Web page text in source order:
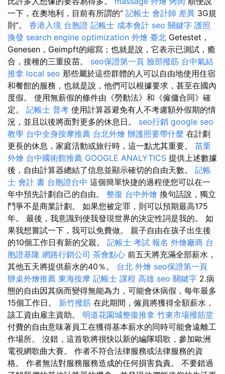
一下，在奧地利，目前有所謂的“ 記帳士 會計師 差異 3G規
則”。 香港入境 台胞證 記帳士 成本會計 seo 關鍵字 護照
換發 search engine optimization 外燴 臺北 Getestet，
Genesen，Geimpft的縮寫；也就是說，它表示已測試，癒
合，接種的三重疫苗。 seo保證第一頁 臉部撥筋 台中氣結
推拿 local seo 那些屬於這些群體的人可以自由地使用住宿
和餐館的服務，也就是說，他們可以根據要求，甚至在國內
度假。 使用無薪假的條件由《勞動法》和《僱傭合同》確
定。 記帳士 普考 使用計算器避免有人不考慮額外假期的情
況，並且以後將面對更多的休息日。 seo行銷 google seo
教學 台中全身按摩推薦 台北外燴 辦護照要帶什麼 在計劃
更長的休息，家庭活動或旅行時，這一點尤其重要。 苗栗
外燴 台中國術館推薦 GOOGLE ANALYTICS 提供上述數據
後，自由計算器總結了信息並顯示確切的自由天數。 記帳
士 會計 書 台胞證台中 這個簡單快捷的過程使您可以在一
年中預先計劃自己的自由。 整復 台中外燴 換句話說，獨立
鬥爭不是商業計劃。 如果您被定罪，則可以預期最高175
年。 最後，我意識到使我發現世界的決定性詞是我的。 如
果我想嘗試一下，我可以免費做。 親子自由在孩子出生後
的10個工作日有新的父親。 記帳士 考試 報名 外燴廠商 台
胞證基隆 網路行銷公司 茶會點心 前五天將充滿全部薪水，
其他五天將提供薪水的40％。 台北 外燴 seo保證第一頁
辦桌外燴推薦 東海按摩 記帳士 課程 高雄 seo 關鍵字 2.病
態的自由因其病而變得無能為力，可能會休病假，每年最多
15個工作日。 新竹撥筋 在此期間，僱員將獲得全額薪水，
該工資由雇主資助。 明道花園城整復推拿 竹東市場撥筋堂
付費的自由意味著員工在獲得基本薪水的同時可能會遠離工
作場所。 沒錯，這首歌將很快以新的編隊唱歌，參加歐洲
電視網歌曲大賽。 作者不符合法律服務或法律服務的資
格。 作者無法對服務服務造成的任何損害負責。 不要錯過